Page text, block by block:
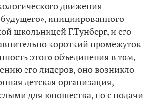
движения
инициированного
школьницей Г.Тунберг, и его
короткий промежуток
этого объединения в том,
его лидеров, оно возникло
детская организация,
для юношества, но с подачи